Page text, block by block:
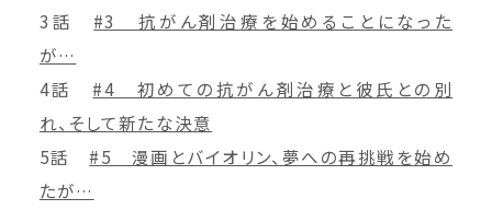
3話 #3 抗がん剤治療を始めることになった
が…
4話 #4 初めての抗がん剤治療と彼氏との別
れ、そして新たな決意
5話 #5 漫画とバイオリン、夢への再挑戦を始め
たが…